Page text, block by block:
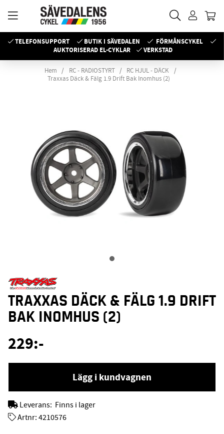
TELEFONSUPPORT BUTIK I SÄVEDALEN
FÖRMÅNSCYKEL
AUKTORISERAD EL-CYKLAR
VERKSTAD
Hem RC - RADIOSTYRT
RC HJUL - DÄCK
Traxxas Däck & Fälg 1.9 Drift Bak Inomhus (2)
TRAXXAS DÄCK & FÄLG 1.9 DRIFT
BAK INOMHUS (2)
229:-
Lägg i kundvagnen
Leverans: Finns i lager
Artnr: 4210576